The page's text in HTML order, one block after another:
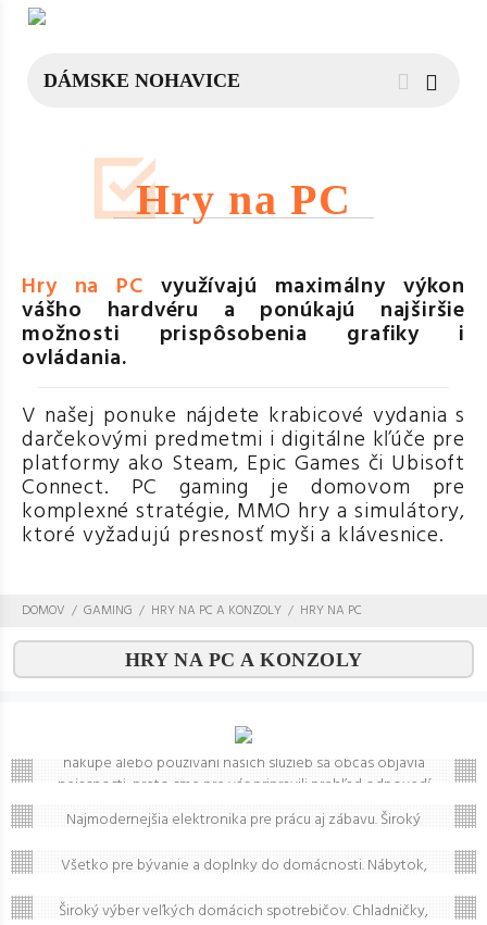
Hry na PC
Hry na PC využívajú maximálny výkon
vášho hardvéru a ponúkajú najširšie
možnosti prispôsobenia grafiky i
ovládania.
V našej ponuke nájdete krabicové vydania s
darčekovými predmetmi i digitálne kľúče pre
platformy ako Steam, Epic Games či Ubisoft
Connect. PC gaming je domovom pre
komplexné stratégie, MMO hry a simulátory,
ktoré vyžadujú presnosť myši a klávesnice.
DOMOV GAMING HRY NA PC A KONZOLY HRY NA PC
HRY NA PC A KONZOLY
Máte otázku? Ste na správnom mieste.
nákupe alebo používaní našich služieb sa občas objavia
nejasnosti, preto sme pre vás pripravili prehľad odpovedí
na to, čo vás zaujíma najčastejšie. Ak tu predsa len
nenájdete, čo hľadáte, neváhajte nám napísať – radi vám
Elektronika
Najmodernejšia elektronika pre prácu aj zábavu. Široký
zariadení od popredných značiek.
Bývanie a doplnky
Všetko pre bývanie a doplnky do domácnosti. Nábytok,
domov.
Veľké spotrebiče
Široký výber veľkých domácich spotrebičov. Chladničky,